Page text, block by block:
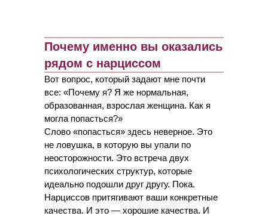
Почему именно вы оказались
рядом с нарциссом
Вот вопрос, который задают мне почти
все: «Почему я? Я же нормальная,
образованная, взрослая женщина. Как я
могла попасться?»
Слово «попасться» здесь неверное. Это
не ловушка, в которую вы упали по
неосторожности. Это встреча двух
психологических структур, которые
идеально подошли друг другу. Пока.
Нарциссов притягивают ваши конкретные
качества. И это — хорошие качества. И